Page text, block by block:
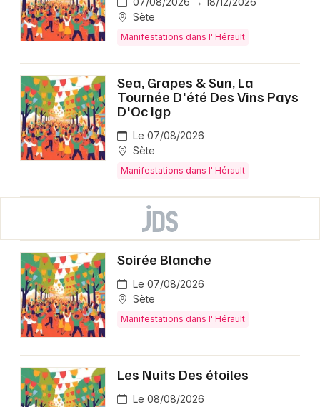
Sète
Manifestations dans l' Hérault
Sea, Grapes & Sun, La
Tournée D'été Des Vins Pays
D'Oc Igp
Le 07/08/2026
Sète
Manifestations dans l' Hérault
Soirée Blanche
Le 07/08/2026
Sète
Manifestations dans l' Hérault
Les Nuits Des étoiles
Le 08/08/2026